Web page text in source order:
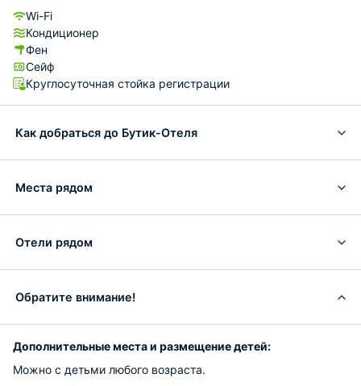
Wi-Fi
Кондиционер
Фен
Сейф
Круглосуточная стойка регистрации
Как добраться до Бутик-Отеля
Места рядом
Отели рядом
Обратите внимание!
Дополнительные места и размещение детей:
Можно с детьми любого возраста.